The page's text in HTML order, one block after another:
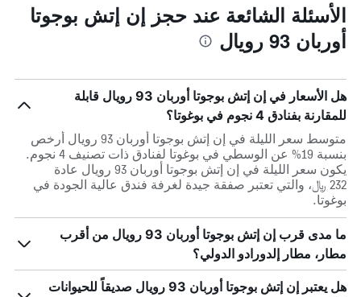
الأسئلة الشائعة عند حجز إن إتش بوجوتا
أوربان 93 رويال
هل الأسعار في إن إتش بوجوتا أوربان 93 رويال قابلة
للمقارنة بفنادق 4 نجوم في بوغوتا؟
متوسط سعر الليلة في إن إتش بوجوتا أوربان 93 رويال أرخص
بنسبة 19% عن الوسطي في بوغوتا لفنادق ذات تصنيف 4 نجوم.
يكون سعر الليلة في إن إتش بوجوتا أوربان 93 رويال عادة
232 ﷼، والتي تعتبر صفقة جيدة لغرفة فندق عالية الجودة في
بوغوتا.
ما مدى قرب إن إتش بوجوتا أوربان 93 رويال من أقرب
مطار، مطار إلدورادو الدولي؟
هل يعتبر إن إتش بوجوتا أوربان 93 رويال صديقاً للحيوانات